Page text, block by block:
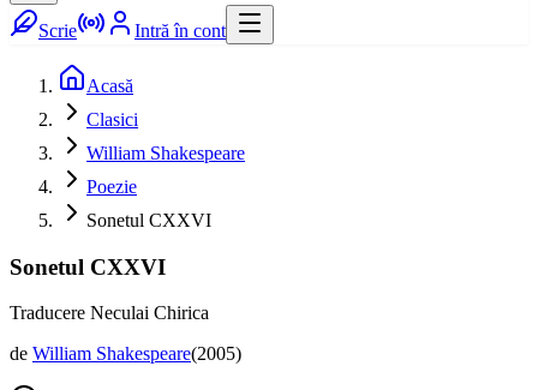
Scrie Intră în cont
Acasă
Clasici
William Shakespeare
Poezie
Sonetul CXXVI
Sonetul CXXVI
Traducere Neculai Chirica
de William Shakespeare(2005)